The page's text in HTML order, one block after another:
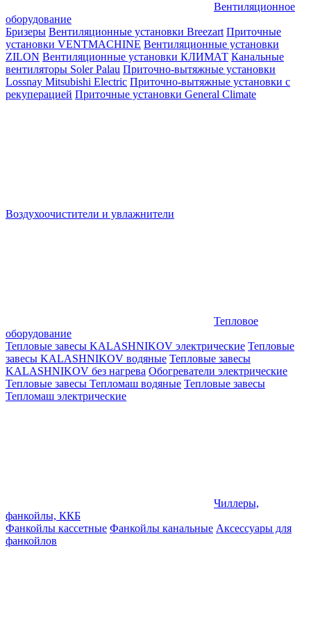
Вентиляционное
оборудование
Бризеры Вентиляционные установки Breezart Приточные
установки VENTMACHINE Вентиляционные установки
ZILON Вентиляционные установки КЛИМАТ Канальные
вентиляторы Soler Palau Приточно-вытяжные установки
Lossnay Mitsubishi Electric Приточно-вытяжные установки с
рекуперацией Приточные установки General Climate
Воздухоочистители и увлажнители
Тепловое
оборудование
Тепловые завесы KALASHNIKOV электрические Тепловые
завесы KALASHNIKOV водяные Тепловые завесы
KALASHNIKOV без нагрева Обогреватели электрические
Тепловые завесы Тепломаш водяные Тепловые завесы
Тепломаш электрические
Чиллеры,
фанкойлы, ККБ
Фанкойлы кассетные Фанкойлы канальные Аксессуары для
фанкойлов